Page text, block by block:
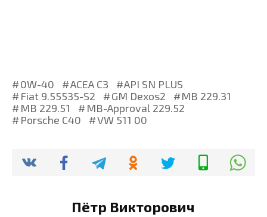
0W-40 ACEA C3
API SN PLUS
Fiat 9.55535-S2
GM Dexos2
MB 229.31
MB 229.51
MB-Approval 229.52
Porsche C40
VW 511 00
Пётр Викторович